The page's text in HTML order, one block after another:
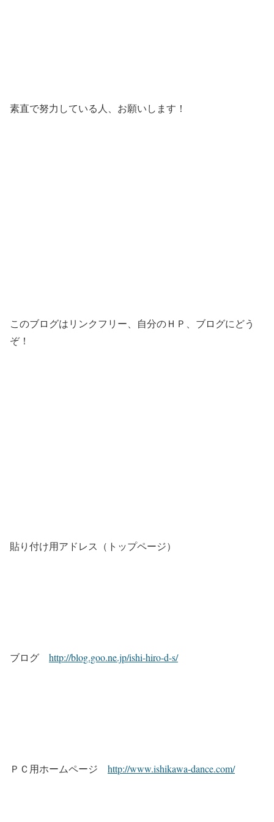
素直で努力している人、お願いします！
このブログはリンクフリー、自分のＨＰ、ブログにどう
ぞ！
貼り付け用アドレス（トップページ）
ブログ http://blog.goo.ne.jp/ishi-hiro-d-s/
ＰＣ用ホームページ http://www.ishikawa-dance.com/